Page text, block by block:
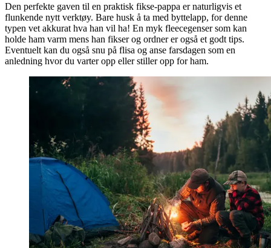
Den perfekte gaven til en praktisk fikse-pappa er naturligvis et
flunkende nytt verktøy. Bare husk å ta med byttelapp, for denne
typen vet akkurat hva han vil ha! En myk fleecegenser som kan
holde ham varm mens han fikser og ordner er også et godt tips.
Eventuelt kan du også snu på flisa og anse farsdagen som en
anledning hvor du varter opp eller stiller opp for ham.